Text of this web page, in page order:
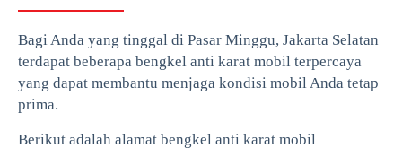
Bagi Anda yang tinggal di Pasar Minggu, Jakarta Selatan
terdapat beberapa bengkel anti karat mobil terpercaya
yang dapat membantu menjaga kondisi mobil Anda tetap
prima.
Berikut adalah alamat bengkel anti karat mobil